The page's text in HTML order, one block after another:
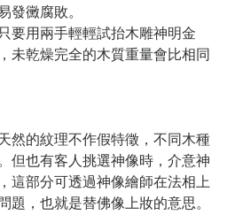
發黴腐敗。
要用兩手輕輕試抬木雕神明金
未乾燥完全的木質重量會比相同
然的紋理不作假特徵，不同木種
但也有客人挑選神像時，介意神
這部分可透過神像繪師在法相上
題，也就是替佛像上妝的意思。